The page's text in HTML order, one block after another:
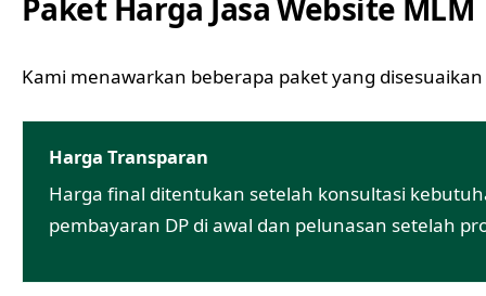
Paket Harga Jasa Website MLM
Kami menawarkan beberapa paket yang
Harga Transparan
Harga final ditentukan setelah konsultasi
pembayaran DP di awal dan pelunasan setelah